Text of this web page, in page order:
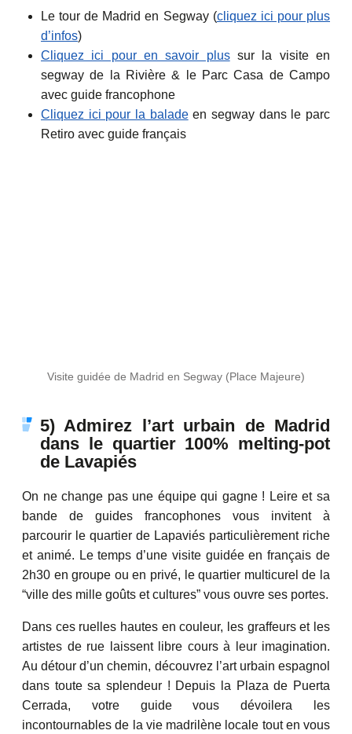
Le tour de Madrid en Segway (cliquez ici pour plus
d’infos)
Cliquez ici pour en savoir plussur la visite en
segway de la Rivière & le Parc Casa de Campo
avec guide francophone
Cliquez ici pour la baladeen segway dans le parc
Retiro avec guide français
Visite guidée de Madrid en Segway (Place Majeure)
5) Admirez l’art urbain de Madrid
dans le quartier 100% melting-pot
de Lavapiés
On ne change pas une équipe qui gagne ! Leire et sa
bande de guides francophones vous invitent à
parcourir le quartier de Lapaviés particulièrement riche
et animé. Le temps d’une visite guidée en français de
2h30 en groupe ou en privé, le quartier multicurel de la
“ville des mille goûts et cultures” vous ouvre ses portes.
Dans ces ruelles hautes en couleur, les graffeurs et les
artistes de rue laissent libre cours à leur imagination.
Au détour d’un chemin, découvrez l’art urbain espagnol
dans toute sa splendeur ! Depuis la Plaza de Puerta
Cerrada, votre guide vous dévoilera les
incontournables de la vie madrilène locale tout en vous